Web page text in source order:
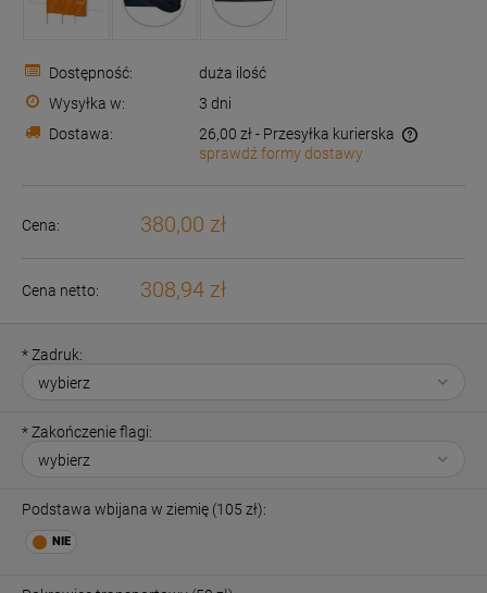
Dostępność:
duża ilość
Wysyłka w:
3 dni
Dostawa:
26,00 zł- Przesyłka kurierska
Cena nie zawiera ewentualnych kosztów płatności
sprawdź formy dostawy
Cena: 380,00 zł
Cena netto: 308,94 zł
*Zadruk:
*Zakończenie flagi:
Podstawa wbijana w ziemię (105 zł):